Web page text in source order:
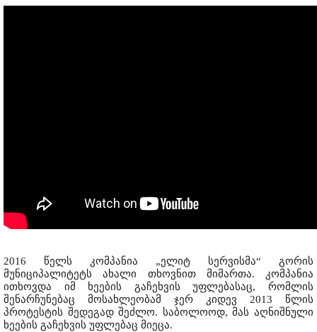
2016 წელს კომპანია „ელიტ სერვისმა“ გორის
მუნიციპალიტეტს ახალი თხოვნით მიმართა. კომპანია
ითხოვდა იმ ხეების გაჩეხვის უფლებასაც, რომლის
შენარჩუნებაც მოსახლეობამ ჯერ კიდევ 2013 წლის
პროტესტის შედეგად შეძლო. საბოლოოდ, მას აღნიშნული
ხეების გაჩეხვის უფლებაც მიეცა.